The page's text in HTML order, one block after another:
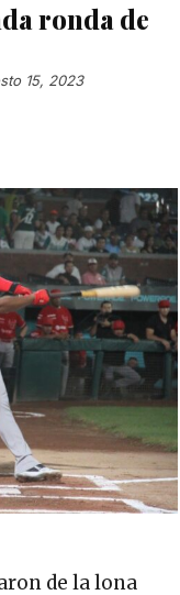
ronda de
15, 2023
de la lona